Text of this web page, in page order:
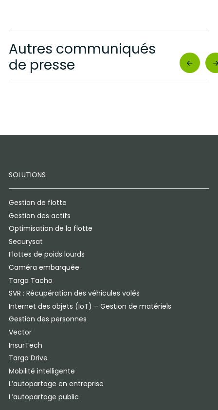
Autres communiqués
de presse
SOLUTIONS
Gestion de flotte
Gestion des actifs
Optimisation de la flotte
Securysat
Flottes de poids lourds
Caméra embarquée
Targa Tacho
SVR : Récupération des véhicules volés
Internet des objets (IoT) – Gestion de matériels
Gestion des personnes
Vector
InsurTech
Targa Drive
Mobilité intelligente
L’autopartage en entreprise
L’autopartage public